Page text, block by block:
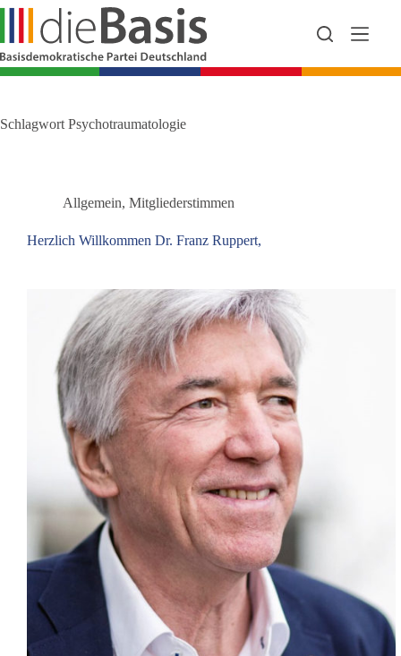
Zum
springen
Schlagwort Psychotraumatologie
Allgemein, Mitgliederstimmen
Herzlich Willkommen Dr. Franz Ruppert,